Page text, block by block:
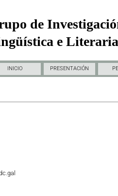
de
e
INICIO PRESENTACIÓN